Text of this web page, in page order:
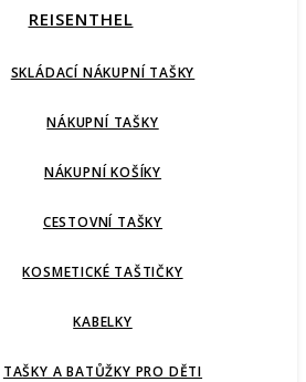
REISENTHEL
SKLÁDACÍ NÁKUPNÍ TAŠKY
NÁKUPNÍ TAŠKY
NÁKUPNÍ KOŠÍKY
CESTOVNÍ TAŠKY
KOSMETICKÉ TAŠTIČKY
KABELKY
TAŠKY A BATŮŽKY PRO DĚTI